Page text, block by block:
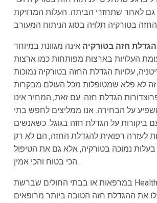
לאחר שתחזרי הביתה. העלות המדויקת
חזה בטורקיה אינה מגוונת במיוחד
לעומת העלויות בארצות מפותחות כמו ארצות
עלויות הגדלת החזה בטורקיה נמוכות
זה לא פלא שמטופלות מכל העולם מבקרות
הגדלת חזה. עם זאת, המחיר אינו
על הבחירה. אנו ממליצים לחפש בתי
ביקורות על הגדלת חזה בגוגל. כשאנשים
לעזרה רפואית להגדלת החזה, הם לא רק
בעלות נמוכה בטורקיה, אלא גם את הטיפול
הכי בטוח והכי אמין.
במרפאות או בבתי החולים שברשת Healthy Türkiye,
את ההגדלת חזה הטובה ביותר מרופאים